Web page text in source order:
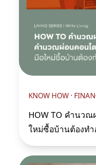
KNOW HOW ·
HOW TO คำนว
ใหม่ซื้อบ้านต้องทำ